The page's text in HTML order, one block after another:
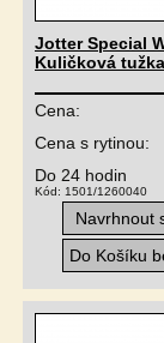
Jotter Special
Kuličková tužka
Cena:
Cena s rytinou:
Do 24 hodin
Kód: 1501/1260040
Navrhnout
Do Košíku